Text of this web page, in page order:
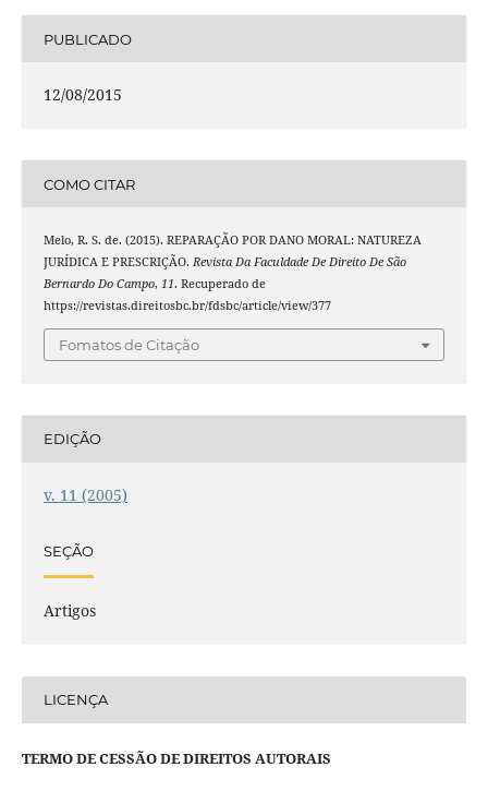
PUBLICADO
12/08/2015
COMO CITAR
Melo, R. S. de. (2015). REPARAÇÃO POR DANO MORAL: NATUREZA
JURÍDICA E PRESCRIÇÃO. Revista Da Faculdade De Direito De São
Bernardo Do Campo, 11. Recuperado de
https://revistas.direitosbc.br/fdsbc/article/view/377
Fomatos de Citação
EDIÇÃO
v. 11 (2005)
SEÇÃO
Artigos
LICENÇA
TERMO DE CESSÃO DE DIREITOS AUTORAIS